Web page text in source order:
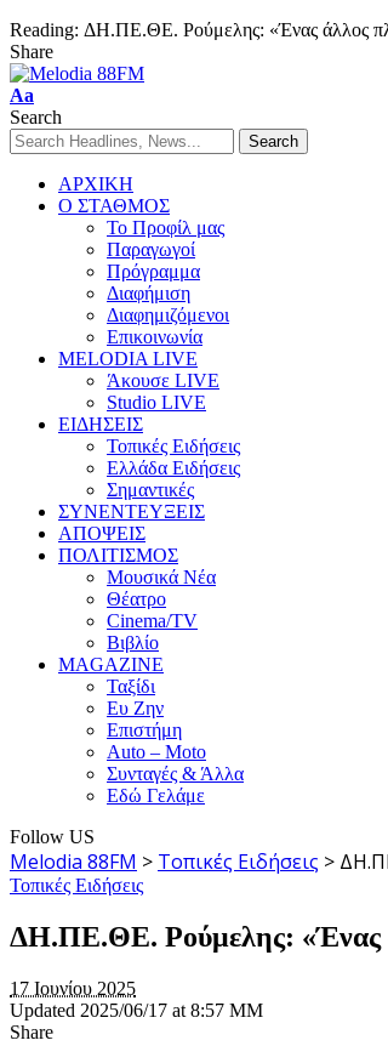
Reading: ΔΗ.ΠΕ.ΘΕ. Ρούμελης: «Ένας άλλος
Share
Aa
Search
ΑΡΧΙΚΗ
Ο ΣΤΑΘΜΟΣ
Το Προφίλ μας
Παραγωγοί
Πρόγραμμα
Διαφήμιση
Διαφημιζόμενοι
Επικοινωνία
MELODIA LIVE
Άκουσε LIVE
Studio LIVE
ΕΙΔΗΣΕΙΣ
Τοπικές Ειδήσεις
Ελλάδα Ειδήσεις
Σημαντικές
ΣΥΝΕΝΤΕΥΞΕΙΣ
ΑΠΟΨΕΙΣ
ΠΟΛΙΤΙΣΜΟΣ
Μουσικά Νέα
Θέατρο
Cinema/TV
Βιβλίο
MAGAZINE
Ταξίδι
Ευ Ζην
Επιστήμη
Auto – Moto
Συνταγές & Άλλα
Εδώ Γελάμε
Follow US
Melodia 88FM > Τοπικές Ειδήσεις >
Τοπικές Ειδήσεις
ΔΗ.ΠΕ.ΘΕ. Ρούμελης: «Ένας
17 Ιουνίου 2025
Updated 2025/06/17 at 8:57 ΜΜ
Share